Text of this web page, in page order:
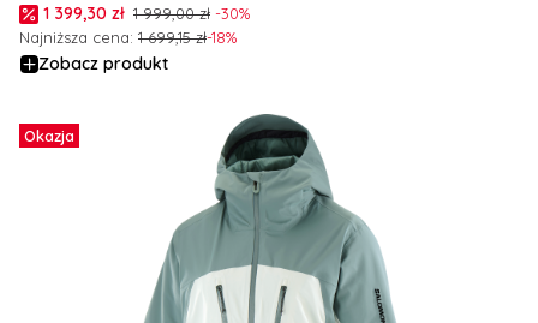
Cena promocyjna
1 399,30 zł 1 999,00 zł -30%
Najniższa cena: 1 699,15 zł-18%
Zobacz produkt
Okazja